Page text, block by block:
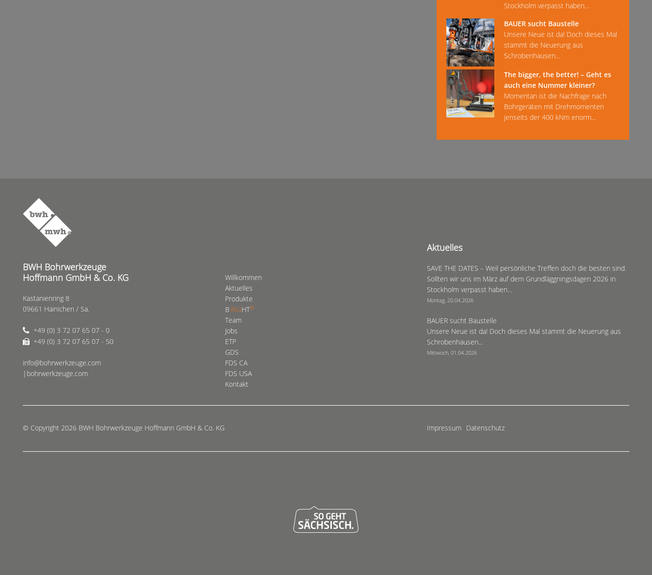
Stockholm verpasst haben...
BAUER sucht Baustelle
Unsere Neue ist da! Doch dieses Mal
stammt die Neuerung aus
Schrobenhausen...
The bigger, the better! – Geht es
auch eine Nummer kleiner?
Momentan ist die Nachfrage nach
Bohrgeräten mit Drehmomenten
jenseits der 400 kNm enorm...
BWH Bohrwerkzeuge
Hoffmann GmbH & Co. KG
Kastanienring 8
09661 Hainichen / Sa.
+49 (0) 3 72 07 65 07 - 0
+49 (0) 3 72 07 65 07 - 50
info@bohrwerkzeuge.com
|bohrwerkzeuge.com
Willkommen
Aktuelles
Produkte
B.RIGHT®
Team
Jobs
ETP
GDS
FDS CA
FDS USA
Kontakt
Aktuelles
SAVE THE DATES – Weil persönliche Treffen doch die besten sind.
Sollten wir uns im März auf dem Grundläggningsdagen 2026 in
Stockholm verpasst haben...
Montag, 20.04.2026
BAUER sucht Baustelle
Unsere Neue ist da! Doch dieses Mal stammt die Neuerung aus
Schrobenhausen...
Mittwoch, 01.04.2026
© Copyright 2026 BWH Bohrwerkzeuge Hoffmann GmbH & Co. KG Impressum Datenschutz